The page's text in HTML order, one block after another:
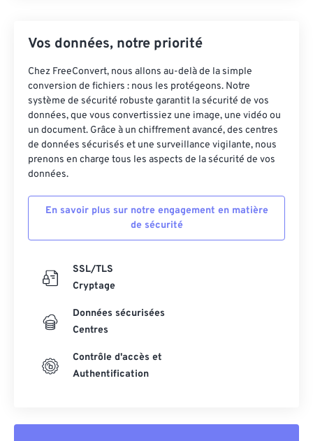
Vos données, notre priorité
Chez FreeConvert, nous allons au-delà de la simple
conversion de fichiers : nous les protégeons. Notre
système de sécurité robuste garantit la sécurité de vos
données, que vous convertissiez une image, une vidéo ou
un document. Grâce à un chiffrement avancé, des centres
de données sécurisés et une surveillance vigilante, nous
prenons en charge tous les aspects de la sécurité de vos
données.
En savoir plus sur notre engagement en matière
de sécurité
SSL/TLS
Cryptage
Données sécurisées
Centres
Contrôle d'accès et
Authentification